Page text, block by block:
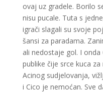
ovaj uz gradele. Borilo
nisu pucale. Tuta s
igrači slagali su svoje
šansi za paradama.
ali nedostaje gol. I onda
publike čije srce kuca
Acinog sudjelovanja,
i Cico je nemoćan. Sve